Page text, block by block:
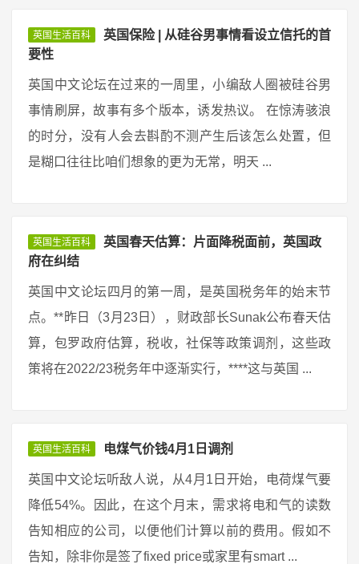
英国生活百科
英国保险 | 从硅谷男事情看设立信托的首
要性
英国中文论坛在过来的一周里，小编敌人圈被硅谷男
事情刷屏，故事有多个版本，诱发热议。 在惊涛骇浪
的时分，没有人会去斟酌不测产生后该怎么处置，但
是糊口往往比咱们想象的更为无常，明天 ...
英国生活百科
英国春天估算：片面降税面前，英国政
府在纠结
英国中文论坛四月的第一周，是英国税务年的始末节
点。**昨日（3月23日），财政部长Sunak公布春天估
算，包罗政府估算，税收，社保等政策调剂，这些政
策将在2022/23税务年中逐渐实行，****这与英国 ...
英国生活百科 电煤气价钱4月1日调剂
英国中文论坛听敌人说，从4月1日开始，电荷煤气要
降低54%。因此，在这个月末，需求将电和气的读数
告知相应的公司，以便他们计算以前的费用。假如不
告知，除非你是签了fixed price或家里有smart ...